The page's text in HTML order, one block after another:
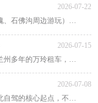
2026-07-22
一、游客自驾出游好评（刘家峡、苦水玫瑰、石佛沟周边游玩）来兰州游玩，对比好几家租
2026-07-15
租车自驾为什么推荐兰州万玲租车？扎根兰州多年的万玲租车，凭借本土化深耕、贴心靠谱
2026-07-08
在兰州租车自驾的好处有哪些？兰州是西北自驾的核心起点，不管是市区畅游黄河风情线，